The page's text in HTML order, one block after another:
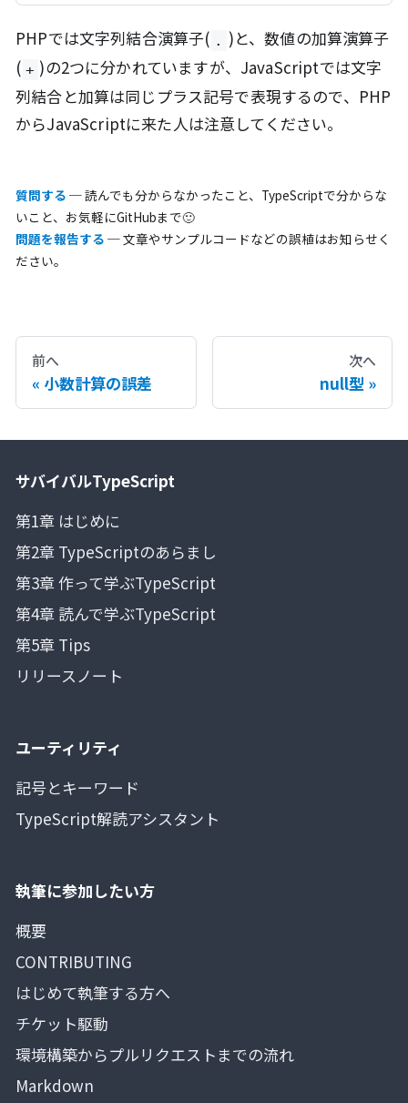
PHPでは文字列結合演算子( . )と、数値の加算演算子
( + )の2つに分かれていますが、JavaScriptでは文字
列結合と加算は同じプラス記号で表現するので、PHP
からJavaScriptに来た人は注意してください。
質問する ─ 読んでも分からなかったこと、TypeScriptで分からな
いこと、お気軽にGitHubまで🙂
問題を報告する ─ 文章やサンプルコードなどの誤植はお知らせく
ださい。
前へ
小数計算の誤差
次へ
null型
サバイバルTypeScript
第1章 はじめに
第2章 TypeScriptのあらまし
第3章 作って学ぶTypeScript
第4章 読んで学ぶTypeScript
第5章 Tips
リリースノート
ユーティリティ
記号とキーワード
TypeScript解読アシスタント
執筆に参加したい方
概要
CONTRIBUTING
はじめて執筆する方へ
チケット駆動
環境構築からプルリクエストまでの流れ
Markdown